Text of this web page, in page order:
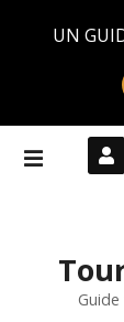
UN